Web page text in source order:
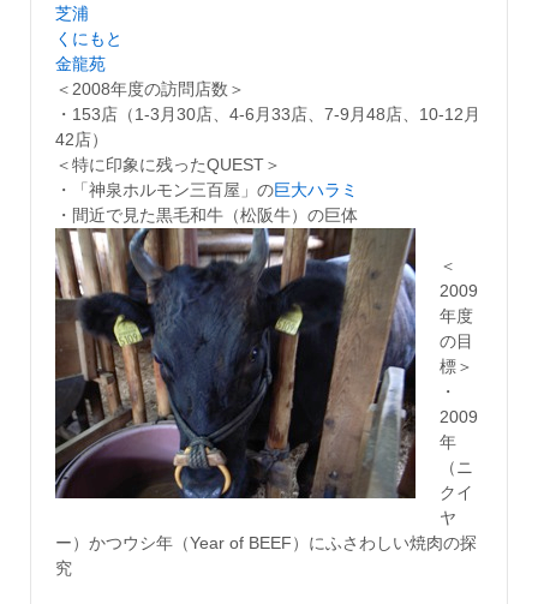
芝浦
くにもと
金龍苑
＜2008年度の訪問店数＞
・153店（1-3月30店、4-6月33店、7-9月48店、10-12月
42店）
＜特に印象に残ったQUEST＞
・「神泉ホルモン三百屋」の巨大ハラミ
・間近で見た黒毛和牛（松阪牛）の巨体
＜
2009
年度
の目
標＞
・
2009
年
（ニ
クイ
ヤ
ー）かつウシ年（Year of BEEF）にふさわしい焼肉の探
究